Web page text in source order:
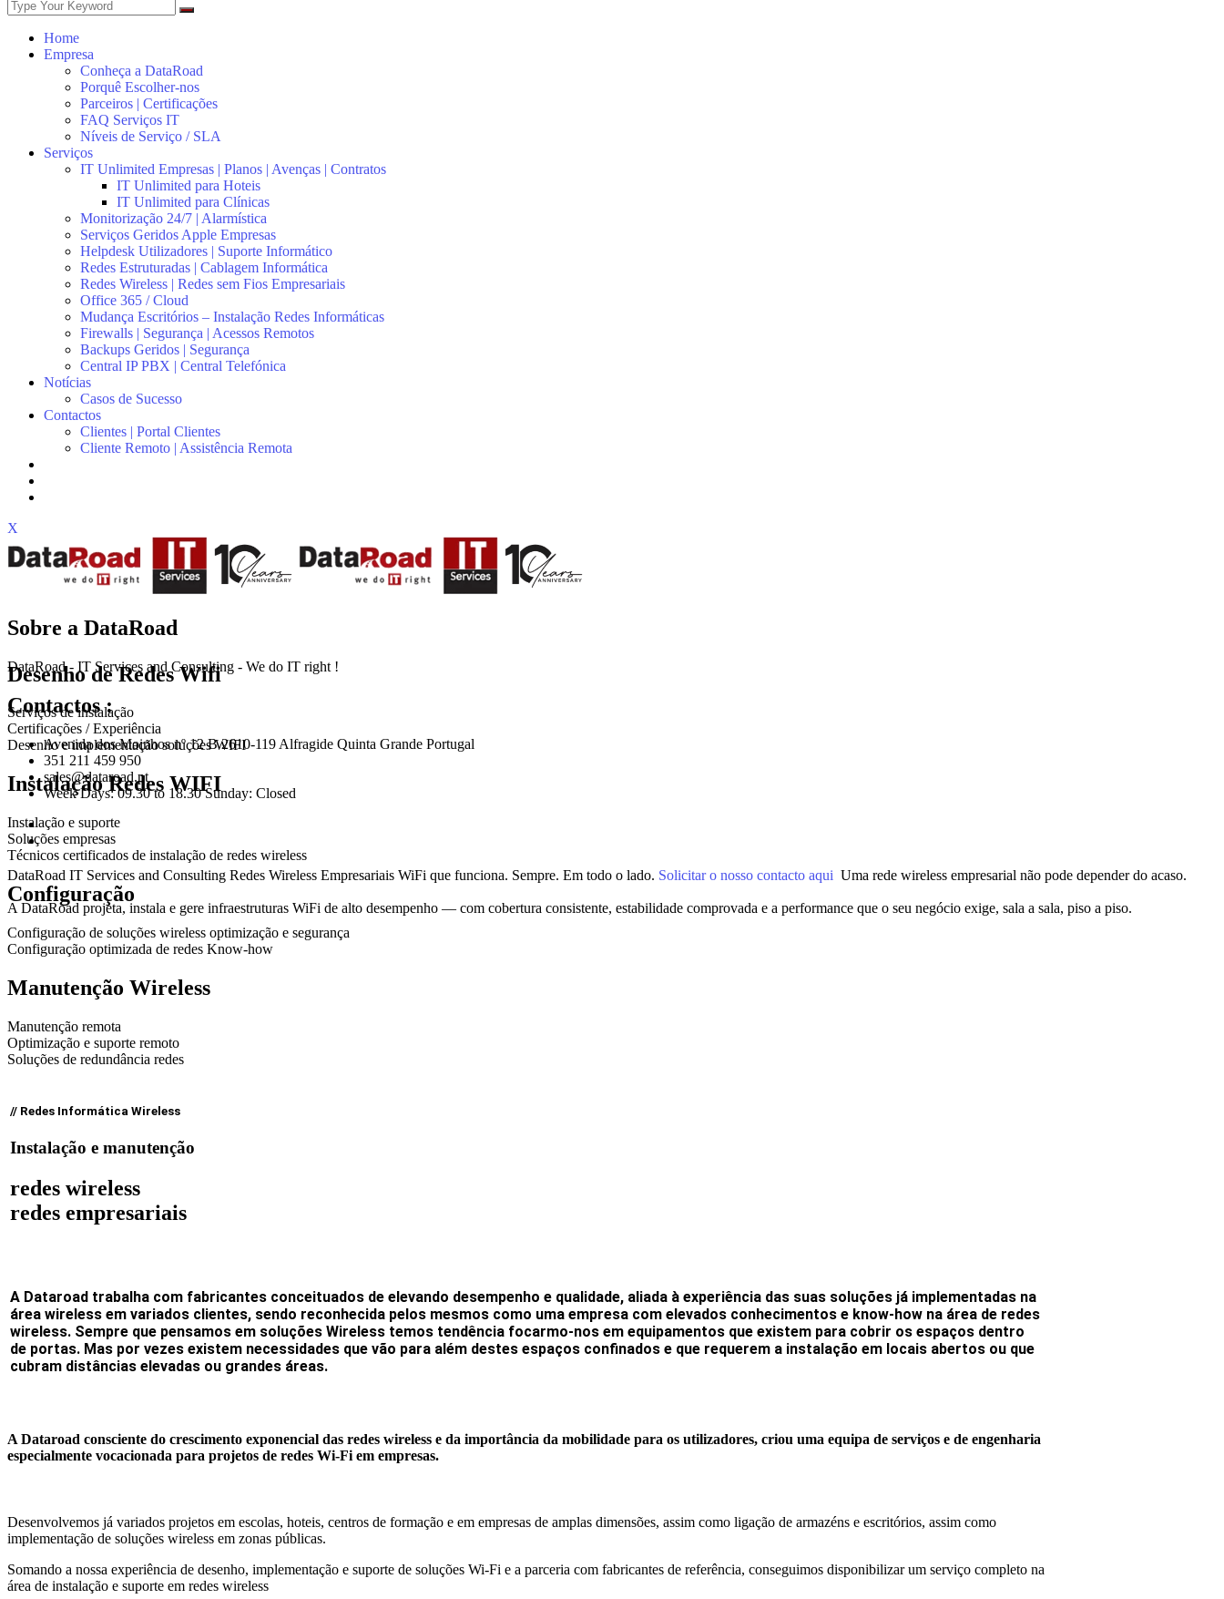
Home
Empresa
Conheça a DataRoad
Porquê Escolher-nos
Parceiros | Certificações
FAQ Serviços IT
Níveis de Serviço / SLA
Serviços
IT Unlimited Empresas | Planos | Avenças | Contratos
IT Unlimited para Hoteis
IT Unlimited para Clínicas
Monitorização 24/7 | Alarmística
Serviços Geridos Apple Empresas
Helpdesk Utilizadores | Suporte Informático
Redes Estruturadas | Cablagem Informática
Redes Wireless | Redes sem Fios Empresariais
Office 365 / Cloud
Mudança Escritórios – Instalação Redes Informáticas
Firewalls | Segurança | Acessos Remotos
Backups Geridos | Segurança
Central IP PBX | Central Telefónica
Notícias
Casos de Sucesso
Contactos
Clientes | Portal Clientes
Cliente Remoto | Assistência Remota
X
Sobre a DataRoad
DataRoad - IT Services and Consulting - We do IT right !
Contactos :
Avenida dos Moinhos nº 12 B 2610-119 Alfragide Quinta Grande Portugal
351 211 459 950
sales@dataroad.pt
Week Days: 09.30 to 18.30 Sunday: Closed
DataRoad IT Services and Consulting Redes Wireless Empresariais WiFi que funciona. Sempre. Em todo o lado. Solicitar o nosso contacto aqui Uma rede wireless empresarial não pode depender do acaso.
A DataRoad projeta, instala e gere infraestruturas WiFi de alto desempenho — com cobertura consistente, estabilidade comprovada e a performance que o seu negócio exige, sala a sala, piso a piso.
Desenho de Redes Wifi
Serviços de instalação
Certificações / Experiência
Desenho e implementação soluções WIFI
Instalação Redes WIFI
Instalação e suporte
Soluções empresas
Técnicos certificados de instalação de redes wireless
Configuração
Configuração de soluções wireless optimização e segurança
Configuração optimizada de redes Know-how
Manutenção Wireless
Manutenção remota
Optimização e suporte remoto
Soluções de redundância redes
// Redes Informática Wireless
Instalação e manutenção
redes wireless
redes empresariais
A Dataroad trabalha com fabricantes conceituados de elevando desempenho e qualidade, aliada à experiência das suas soluções já implementadas na
área wireless em variados clientes, sendo reconhecida pelos mesmos como uma empresa com elevados conhecimentos e know-how na área de redes
wireless. Sempre que pensamos em soluções Wireless temos tendência focarmo-nos em equipamentos que existem para cobrir os espaços dentro
de portas. Mas por vezes existem necessidades que vão para além destes espaços confinados e que requerem a instalação em locais abertos ou que
cubram distâncias elevadas ou grandes áreas.
A Dataroad consciente do crescimento exponencial das redes wireless e da importância da mobilidade para os utilizadores, criou uma equipa de serviços e de engenharia
especialmente vocacionada para projetos de redes Wi-Fi em empresas.
Desenvolvemos já variados projetos em escolas, hoteis, centros de formação e em empresas de amplas dimensões, assim como ligação de armazéns e escritórios, assim como
implementação de soluções wireless em zonas públicas.
Somando a nossa experiência de desenho, implementação e suporte de soluções Wi-Fi e a parceria com fabricantes de referência, conseguimos disponibilizar um serviço completo na
área de instalação e suporte em redes wireless